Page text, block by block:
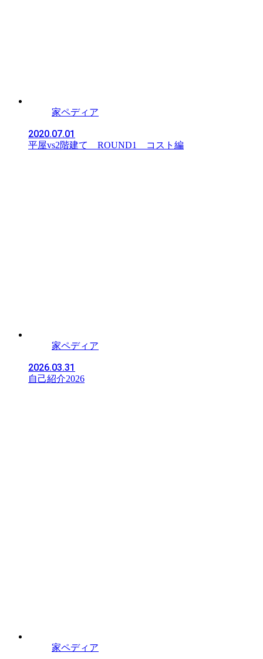
家ペディア
2020.07.01
平屋vs2階建て ROUND1 コスト編
家ペディア
2026.03.31
自己紹介2026
家ペディア